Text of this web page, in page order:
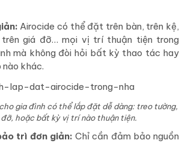
Airocide có thể đặt trên bàn, trên kệ,
giá đỡ… mọi vị trí thuận tiện trong
mà không đòi hỏi bất kỳ thao tác hay
khác.
gia đình có thể lắp đặt dễ dàng: treo tường,
đỡ, hoặc bất kỳ vị trí nào thuận tiện.
trì đơn giản: Chỉ cần đảm bảo nguồn